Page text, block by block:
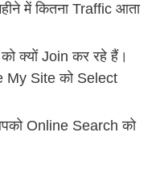
में कितना Traffic आता
क्यों Join कर रहे हैं।
My Site को Select
Online Search को